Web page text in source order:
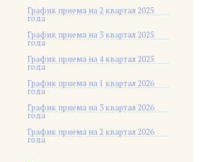
График приема на 2 квартал 2025
года
График приема на 3 квартал 2025
года
График приема на 4 квартал 2025
года
График приема на 1 квартал 2026
года
График приема на 3 квартал 2026
года
График приема на 2 квартал 2026
года